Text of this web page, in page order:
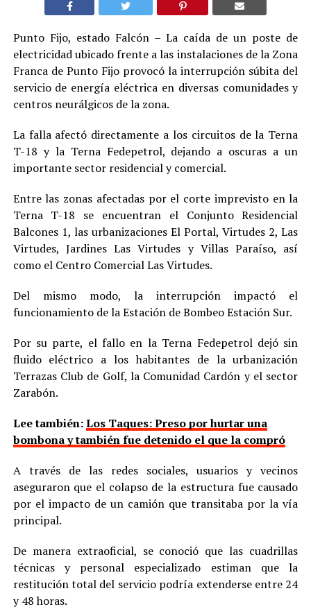
Punto Fijo, estado Falcón – La caída de un poste de
electricidad ubicado frente a las instalaciones de la Zona
Franca de Punto Fijo provocó la interrupción súbita del
servicio de energía eléctrica en diversas comunidades y
centros neurálgicos de la zona.
La falla afectó directamente a los circuitos de la Terna
T-18 y la Terna Fedepetrol, dejando a oscuras a un
importante sector residencial y comercial.
Entre las zonas afectadas por el corte imprevisto en la
Terna T-18 se encuentran el Conjunto Residencial
Balcones 1, las urbanizaciones El Portal, Virtudes 2, Las
Virtudes, Jardines Las Virtudes y Villas Paraíso, así
como el Centro Comercial Las Virtudes.
Del mismo modo, la interrupción impactó el
funcionamiento de la Estación de Bombeo Estación Sur.
Por su parte, el fallo en la Terna Fedepetrol dejó sin
fluido eléctrico a los habitantes de la urbanización
Terrazas Club de Golf, la Comunidad Cardón y el sector
Zarabón.
Lee también:Los Taques: Preso por hurtar una
bombona y también fue detenido el que la compró
A través de las redes sociales, usuarios y vecinos
aseguraron que el colapso de la estructura fue causado
por el impacto de un camión que transitaba por la vía
principal.
De manera extraoficial, se conoció que las cuadrillas
técnicas y personal especializado estiman que la
restitución total del servicio podría extenderse entre 24
y 48 horas.